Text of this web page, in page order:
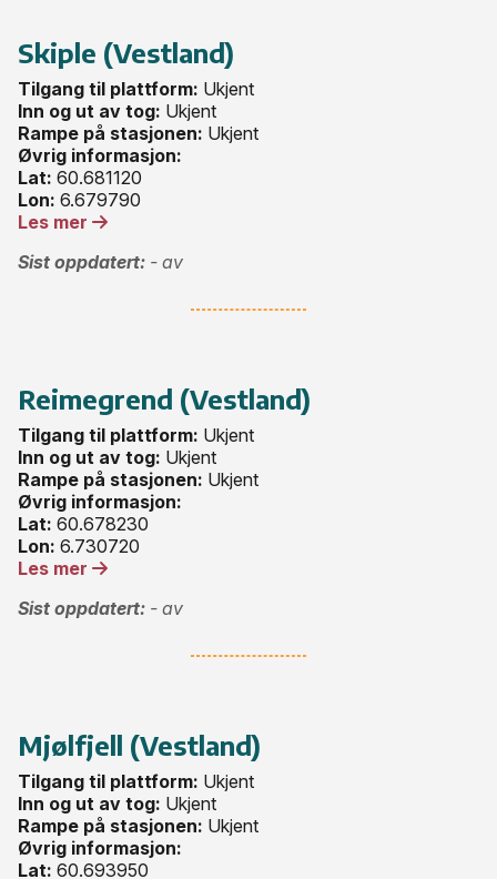
Skiple (Vestland)
Tilgang til plattform: Ukjent
Inn og ut av tog: Ukjent
Rampe på stasjonen: Ukjent
Øvrig informasjon:
Lat: 60.681120
Lon: 6.679790
Les mer
Sist oppdatert: - av
Reimegrend (Vestland)
Tilgang til plattform: Ukjent
Inn og ut av tog: Ukjent
Rampe på stasjonen: Ukjent
Øvrig informasjon:
Lat: 60.678230
Lon: 6.730720
Les mer
Sist oppdatert: - av
Mjølfjell (Vestland)
Tilgang til plattform: Ukjent
Inn og ut av tog: Ukjent
Rampe på stasjonen: Ukjent
Øvrig informasjon:
Lat: 60.693950